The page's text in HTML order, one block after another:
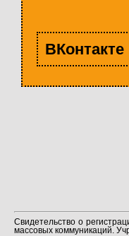
ВКонтакте
Свидетельство о
массовых коммуникаций.